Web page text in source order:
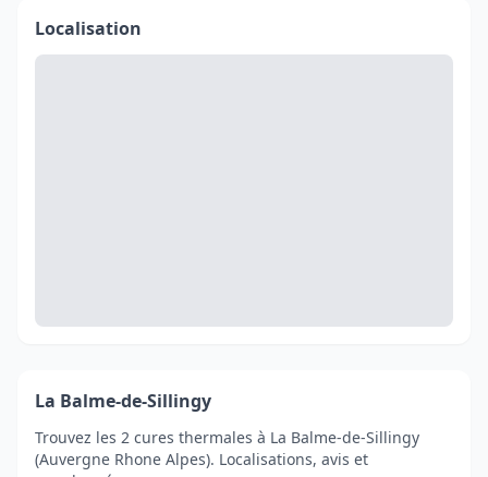
Localisation
La Balme-de-Sillingy
Trouvez les 2 cures thermales à La Balme-de-Sillingy
(Auvergne Rhone Alpes). Localisations, avis et